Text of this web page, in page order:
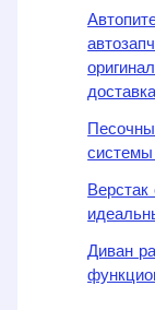
Диван